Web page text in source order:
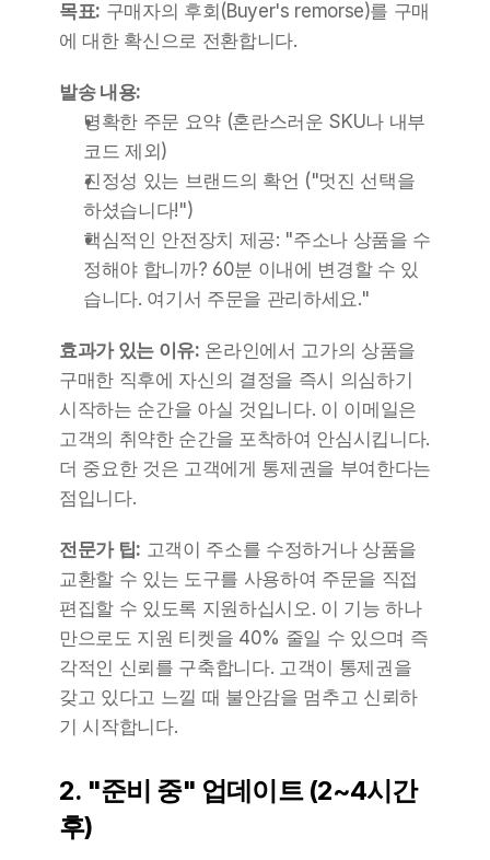
목표: 구매자의 후회(Buyer's remorse)를 구매
에 대한 확신으로 전환합니다.
발송 내용:
명확한 주문 요약 (혼란스러운 SKU나 내부
코드 제외)
진정성 있는 브랜드의 확언 ("멋진 선택을
하셨습니다!")
핵심적인 안전장치 제공: "주소나 상품을 수
정해야 합니까? 60분 이내에 변경할 수 있
습니다. 여기서 주문을 관리하세요."
효과가 있는 이유: 온라인에서 고가의 상품을
구매한 직후에 자신의 결정을 즉시 의심하기
시작하는 순간을 아실 것입니다. 이 이메일은
고객의 취약한 순간을 포착하여 안심시킵니다.
더 중요한 것은 고객에게 통제권을 부여한다는
점입니다.
전문가 팁: 고객이 주소를 수정하거나 상품을
교환할 수 있는 도구를 사용하여 주문을 직접
편집할 수 있도록 지원하십시오. 이 기능 하나
만으로도 지원 티켓을 40% 줄일 수 있으며 즉
각적인 신뢰를 구축합니다. 고객이 통제권을
갖고 있다고 느낄 때 불안감을 멈추고 신뢰하
기 시작합니다.
2. "준비 중" 업데이트 (2~4시간
후)